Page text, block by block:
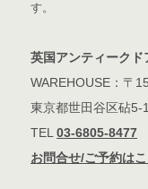
す。
英国アンティークド
WAREHOUSE：〒
東京都世田谷区砧5-
TEL03-6805-8477
お問合せ/ご予約は